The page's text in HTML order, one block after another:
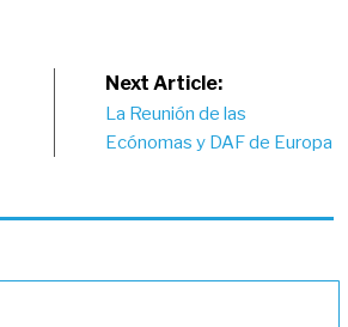
Next Article:
La Reunión de las
Ecónomas y DAF de Europa